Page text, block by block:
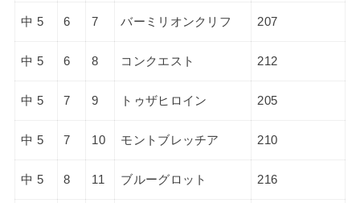
中 5 6 7 バーミリオンクリフ 207
中 5 6 8 コンクエスト 212
中 5 7 9 トゥザヒロイン 205
中 5 7 10 モントブレッチア 210
中 5 8 11 ブルーグロット 216